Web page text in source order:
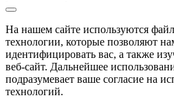
На нашем сайте используются
технологии, которые позволяют
идентифицировать вас, а также
веб-сайт. Дальнейшее
подразумевает ваше согласие на
технологий.